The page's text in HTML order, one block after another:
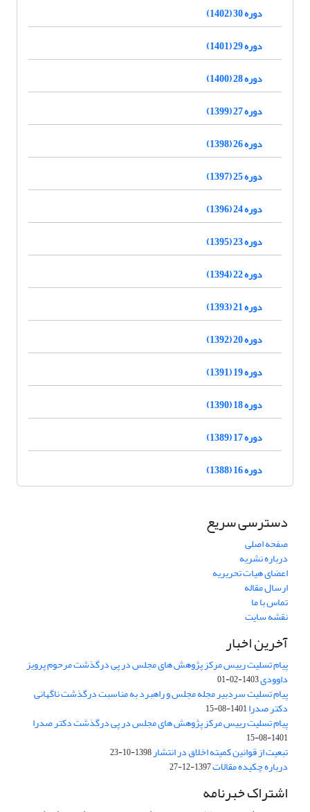
دوره 30 (1402)
دوره 29 (1401)
دوره 28 (1400)
دوره 27 (1399)
دوره 26 (1398)
دوره 25 (1397)
دوره 24 (1396)
دوره 23 (1395)
دوره 22 (1394)
دوره 21 (1393)
دوره 20 (1392)
دوره 19 (1391)
دوره 18 (1390)
دوره 17 (1389)
دوره 16 (1388)
دسترسی سریع
صفحه اصلی
درباره نشریه
اعضای هیات تحریریه
ارسال مقاله
تماس با ما
نقشه سایت
آخرین اخبار
پیام تسلیت رییس مرکز پژوهش های مجلس در پی درگذشت مرحوم پرویز
داوودی1403-02-01
پیام تسلیت سردبیر مجله مجلس و راهبرد به مناسبت درگذشت ناگهانی
دکتر صدرا1401-08-15
پیام تسلیت رییس مرکز پژوهش های مجلس در پی درگذشت دکتر صدرا
1401-08-15
تبعیت از قوانین کمیته اخلاق در انتشار1398-10-23
درباره چکیده مقالات1397-12-27
اشتراک خبرنامه